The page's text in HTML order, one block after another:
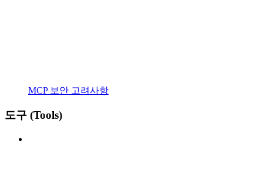
MCP 보안 고려사항
도구 (Tools)